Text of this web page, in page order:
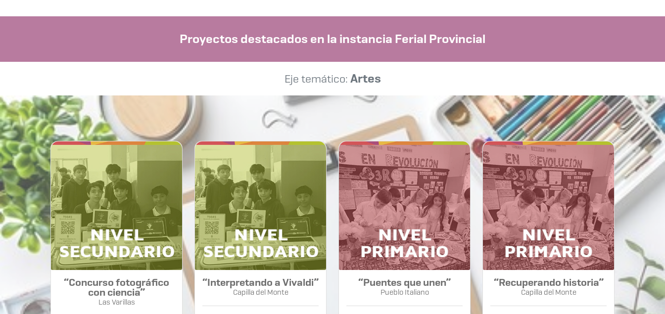
Proyectos destacados en la instancia Ferial Provincial
Eje temático: Artes
“Concurso fotográfico
con ciencia”
Las Varillas
“Interpretando a Vivaldi”
Capilla del Monte
“Puentes que unen”
Pueblo Italiano
“Recuperando historia”
Capilla del Monte